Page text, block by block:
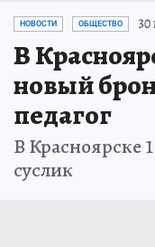
НОВОСТИ ОБЩЕСТВО 30
В
новый
педагог
В Красноярске
суслик